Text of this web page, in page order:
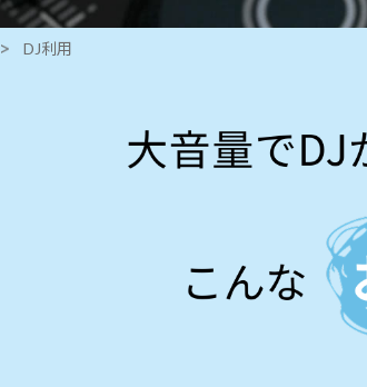
DJ利用